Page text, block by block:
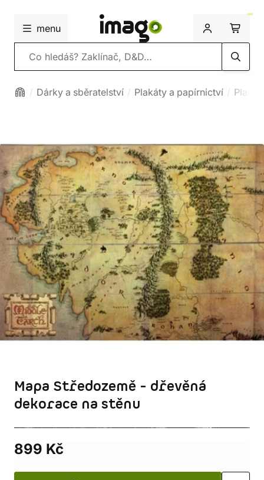
menu
Vyhledávání
Dárky a sběratelství Plakáty a papírnictví
Mapa Středozemě - dřevěná
dekorace na stěnu
899 Kč